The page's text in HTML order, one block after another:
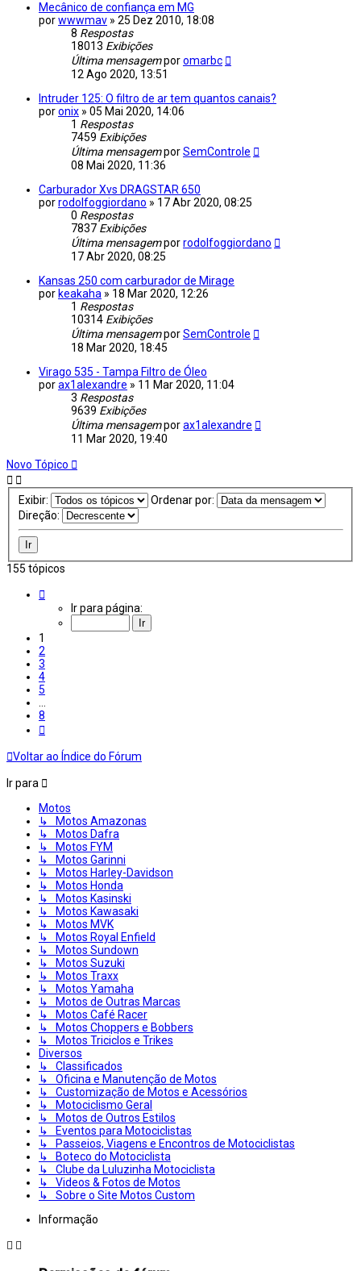
Mecânico de confiança em MG
porwwwmav » 25 Dez 2010, 18:08
8 Respostas
18013 Exibições
Última mensagemporomarbc
12 Ago 2020, 13:51
Intruder 125: O filtro de ar tem quantos canais?
poronix » 05 Mai 2020, 14:06
1 Respostas
7459 Exibições
Última mensagemporSemControle
08 Mai 2020, 11:36
Carburador Xvs DRAGSTAR 650
porrodolfoggiordano » 17 Abr 2020, 08:25
0 Respostas
7837 Exibições
Última mensagemporrodolfoggiordano
17 Abr 2020, 08:25
Kansas 250 com carburador de Mirage
por keakaha » 18 Mar 2020, 12:26
1 Respostas
10314 Exibições
Última mensagemporSemControle
18 Mar 2020, 18:45
Virago 535 - Tampa Filtro de Óleo
porax1alexandre » 11 Mar 2020, 11:04
3 Respostas
9639 Exibições
Última mensagemporax1alexandre
11 Mar 2020, 19:40
Novo Tópico
Exibir:
Ordenar por:
Direção:
155 tópicos
Ir para página:
1
2
3
4
5
8
Voltar ao Índice do Fórum
Ir para
Motos
↳ Motos Amazonas
↳ Motos Dafra
↳ Motos FYM
↳ Motos Garinni
↳ Motos Harley-Davidson
↳ Motos Honda
↳ Motos Kasinski
↳ Motos Kawasaki
↳ Motos MVK
↳ Motos Royal Enfield
↳ Motos Sundown
↳ Motos Suzuki
↳ Motos Traxx
↳ Motos Yamaha
↳ Motos de Outras Marcas
↳ Motos Café Racer
↳ Motos Choppers e Bobbers
↳ Motos Triciclos e Trikes
Diversos
↳ Classificados
↳ Oficina e Manutenção de Motos
↳ Customização de Motos e Acessórios
↳ Motociclismo Geral
↳ Motos de Outros Estilos
↳ Eventos para Motociclistas
↳ Passeios, Viagens e Encontros de Motociclistas
↳ Boteco do Motociclista
↳ Clube da Luluzinha Motociclista
↳ Videos & Fotos de Motos
↳ Sobre o Site Motos Custom
Informação